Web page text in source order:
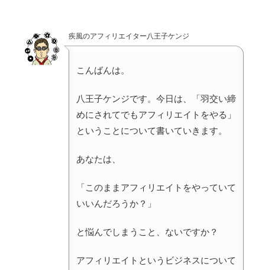
疾風のアフィリエイター八王子ケンジ
こんばんは。
八王子ケンジです。今日は、「羽交い締
めにされてでもアフィリエイトをやる」
ということについて書いていきます。
あなたは、
「このままアフィリエイトをやっていて
いいんだろうか？」
と悩んでしまうこと、ないですか？
アフィリエイトというビジネスについて